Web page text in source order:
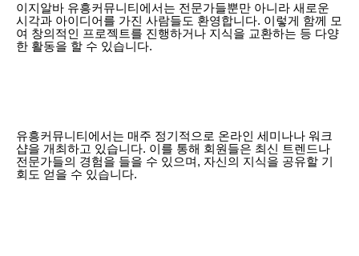
이지알바 유흥커뮤니티에서는 전문가들뿐만 아니라 새로운
시각과 아이디어를 가진 사람들도 환영합니다. 이렇게 함께 모
여 창의적인 프로젝트를 진행하거나 지식을 교환하는 등 다양
한 활동을 할 수 있습니다.
유흥커뮤니티에서는 매주 정기적으로 온라인 세미나나 워크
샵을 개최하고 있습니다. 이를 통해 회원들은 최신 트렌드나
전문가들의 경험을 들을 수 있으며, 자신의 지식을 공유할 기
회도 얻을 수 있습니다.